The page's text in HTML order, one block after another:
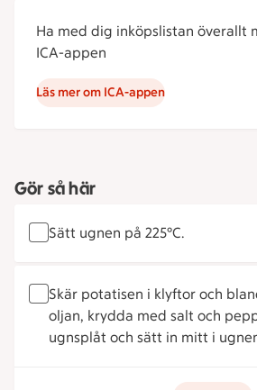
Ha med dig inköpslistan överallt
ICA-appen
Läs mer om ICA-appen
Gör så här
Sätt ugnen på 225°C.
Skär potatisen i klyftor och
oljan, krydda med salt och
ugnsplåt och sätt in mitt i